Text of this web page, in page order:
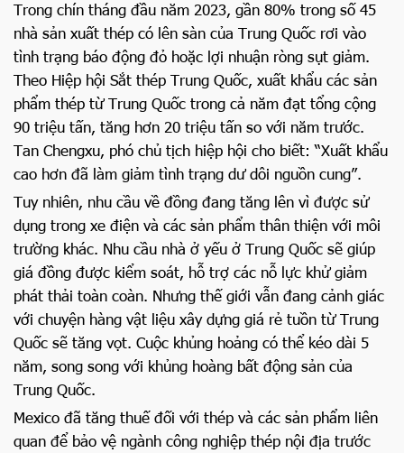
Trong chín tháng đầu năm 2023, gần 80% trong số 45
nhà sản xuất thép có lên sàn của Trung Quốc rơi vào
tình trạng báo động đỏ hoặc lợi nhuận ròng sụt giảm.
Theo Hiệp hội Sắt thép Trung Quốc, xuất khẩu các sản
phẩm thép từ Trung Quốc trong cả năm đạt tổng cộng
90 triệu tấn, tăng hơn 20 triệu tấn so với năm trước.
Tan Chengxu, phó chủ tịch hiệp hội cho biết: “Xuất khẩu
cao hơn đã làm giảm tình trạng dư dôi nguồn cung”.
Tuy nhiên, nhu cầu về đồng đang tăng lên vì được sử
dụng trong xe điện và các sản phẩm thân thiện với môi
trường khác. Nhu cầu nhà ở yếu ở Trung Quốc sẽ giúp
giá đồng được kiểm soát, hỗ trợ các nỗ lực khử giảm
phát thải toàn coàn. Nhưng thế giới vẫn đang cảnh giác
với chuyện hàng vật liệu xây dựng giá rẻ tuồn từ Trung
Quốc sẽ tăng vọt. Cuộc khủng hoảng có thể kéo dài 5
năm, song song với khủng hoàng bất động sản của
Trung Quốc.
Mexico đã tăng thuế đối với thép và các sản phẩm liên
quan để bảo vệ ngành công nghiệp thép nội địa trước